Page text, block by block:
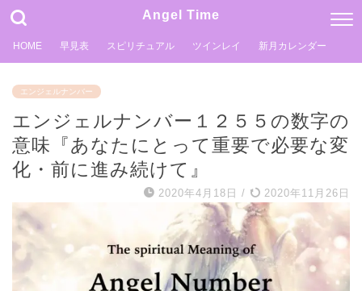
Angel Time
HOME 早見表 スピリチュアル ツインレイ 新月カレンダー
エンジェルナンバー
エンジェルナンバー１２５５の数字の
意味『あなたにとって重要で必要な変
化・前に進み続けて』
2020年4月18日 / 2020年11月26日